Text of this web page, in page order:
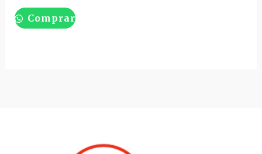
Comprar